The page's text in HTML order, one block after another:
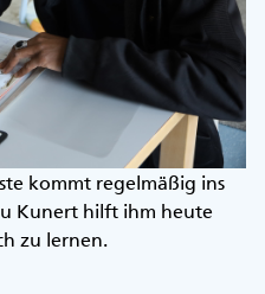
kommt regelmäßig ins
Kunert hilft ihm heute
zu lernen.